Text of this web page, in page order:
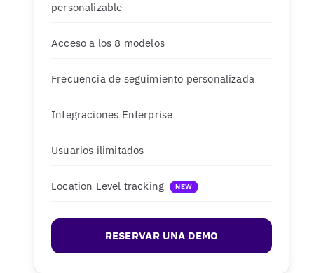
personalizable
Acceso a los 8 modelos
Frecuencia de seguimiento personalizada
Integraciones Enterprise
Usuarios ilimitados
Location Level tracking NEW
RESERVAR UNA DEMO